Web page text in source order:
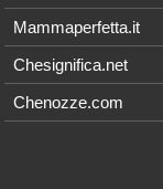
Mammaperfetta.it
Chesignifica.net
Chenozze.com